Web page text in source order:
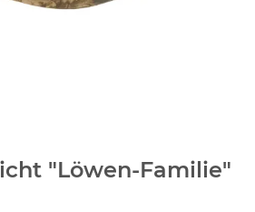
"Löwen-Familie"